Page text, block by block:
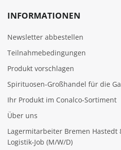
INFORMATIONEN
Newsletter abbestellen
Teilnahmebedingungen
Produkt vorschlagen
Spirituosen-Großhandel für die
Ihr Produkt im Conalco-Sortiment
Über uns
Lagermitarbeiter Bremen Hastedt
Logistik-Job (M/W/D)